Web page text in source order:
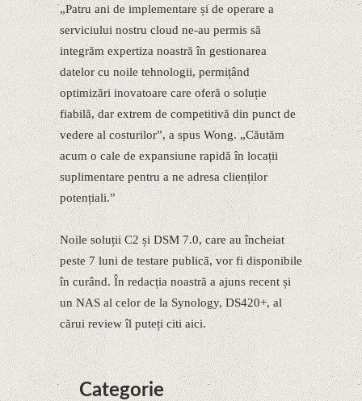
„Patru ani de implementare și de operare a
serviciului nostru cloud ne-au permis să
integrăm expertiza noastră în gestionarea
datelor cu noile tehnologii, permițând
optimizări inovatoare care oferă o soluție
fiabilă, dar extrem de competitivă din punct de
vedere al costurilor”, a spus Wong. „Căutăm
acum o cale de expansiune rapidă în locații
suplimentare pentru a ne adresa clienților
potențiali.”
Noile soluții C2 și DSM 7.0, care au încheiat
peste 7 luni de testare publică, vor fi disponibile
în curând. În redacția noastră a ajuns recent și
un NAS al celor de la Synology, DS420+, al
cărui review îl puteți citi aici.
Categorie